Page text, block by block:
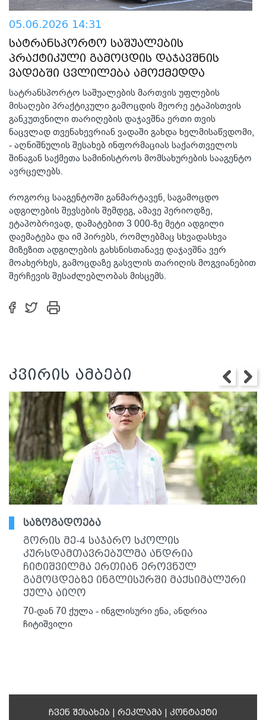
05.06.2026 14:31
სატრანსპორტო საშუალების
პრაქტიკული გამოცდის დაჯავშნის
ვადებში ცვლილება ამოქმედდა
სატრანსპორტო საშუალების მართვის უფლების
მისაღები პრაქტიკული გამოცდის მეორე ეტაპისთვის
განკუთვნილი თარიღების დაჯავშნა ერთი თვის
ნაცვლად თვენახევრიან ვადაში გახდა ხელმისაწვდომი,
- აღნიშნულის შესახებ ინფორმაციას საქართველოს
შინაგან საქმეთა სამინისტროს მომსახურების სააგენტო
ავრცელებს.
როგორც სააგენტოში განმარტავენ, საგამოცდო
ადგილების შევსების შემდეგ, ამავე პერიოდზე,
ეტაპობრივად, დამატებით 3 000-ზე მეტი ადგილი
დაემატება და იმ პირებს, რომლებმაც სხვადასხვა
მიზეზით ადგილების გახსნისთანავე დაჯავშნა ვერ
მოახერხეს, გამოცდაზე გასვლის თარიღის მოგვიანებით
შერჩევის შესაძლებლობას მისცემს.
კვირის ამბები
საზოგადოება
გორის მე-4 საჯარო სკოლის
კურსდამთავრებულმა ანდრია
ჩიტიშვილმა ერთიან ეროვნულ
გამოცდებზე ინგლისურში მაქსიმალური
ქულა აიღო
70-დან 70 ქულა - ინგლისური ენა, ანდრია
ჩიტიშვილი
ჩვენ შესახებ რეკლამა კონტაქტი